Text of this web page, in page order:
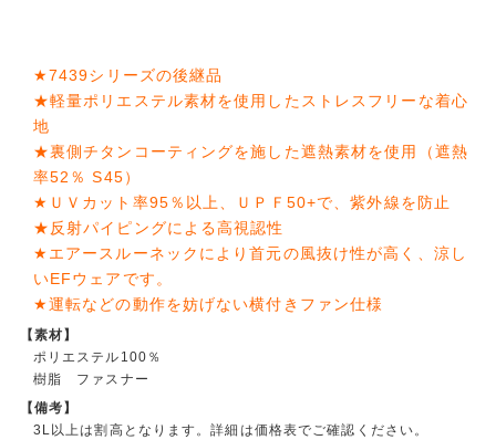
★7439シリーズの後継品
★軽量ポリエステル素材を使用したストレスフリーな着心
地
★裏側チタンコーティングを施した遮熱素材を使用（遮熱
率52％ S45）
★ＵＶカット率95％以上、ＵＰＦ50+で、紫外線を防止
★反射パイピングによる高視認性
★エアースルーネックにより首元の風抜け性が高く、涼し
いEFウェアです。
★運転などの動作を妨げない横付きファン仕様
【素材】
ポリエステル100％
樹脂 ファスナー
【備考】
3L以上は割高となります。詳細は価格表でご確認ください。